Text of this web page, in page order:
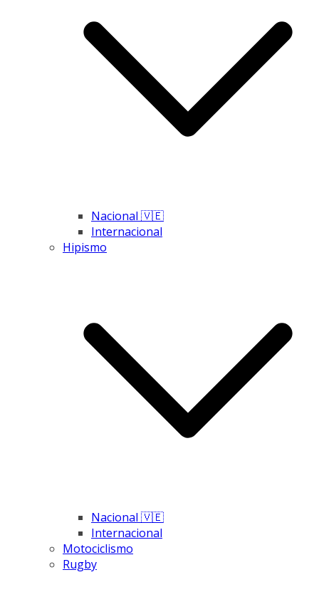
Nacional 🇻🇪
Internacional
Hipismo
Nacional 🇻🇪
Internacional
Motociclismo
Rugby